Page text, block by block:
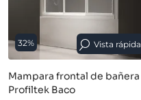
32% Vista rápida
Mampara frontal de bañera
Profiltek Baco